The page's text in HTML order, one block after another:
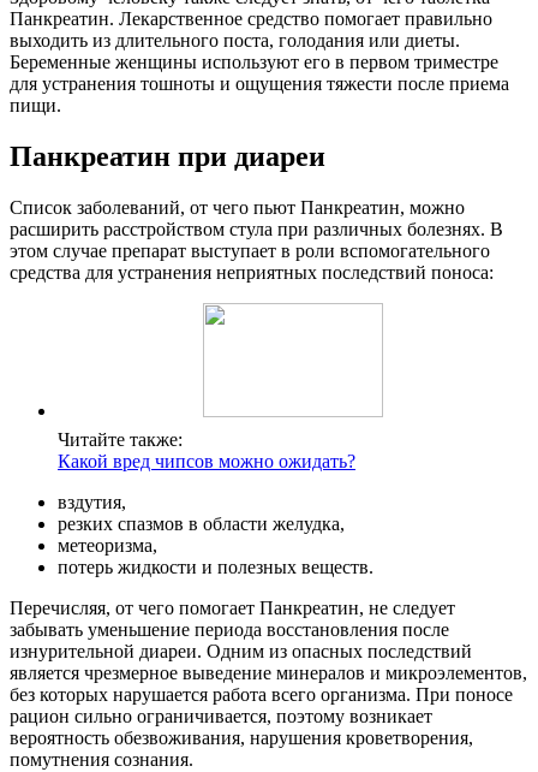
Панкреатин. Лекарственное средство помогает правильно
выходить из длительного поста, голодания или диеты.
Беременные женщины используют его в первом триместре
для устранения тошноты и ощущения тяжести после приема
пищи.
Панкреатин при диареи
Список заболеваний, от чего пьют Панкреатин, можно
расширить расстройством стула при различных болезнях. В
этом случае препарат выступает в роли вспомогательного
средства для устранения неприятных последствий поноса:
Читайте также:
Какой вред чипсов можно ожидать?
вздутия,
резких спазмов в области желудка,
метеоризма,
потерь жидкости и полезных веществ.
Перечисляя, от чего помогает Панкреатин, не следует
забывать уменьшение периода восстановления после
изнурительной диареи. Одним из опасных последствий
является чрезмерное выведение минералов и микроэлементов,
без которых нарушается работа всего организма. При поносе
рацион сильно ограничивается, поэтому возникает
вероятность обезвоживания, нарушения кроветворения,
помутнения сознания.